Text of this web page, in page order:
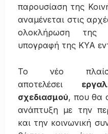
παρουσίαση της
αναμένεται στις
ολοκλήρωση της
υπογραφή της ΚΥΑ
Το νέο
αποτελέσει
σχεδιασμού, που θα
ανάπτυξη με την
και την κοινωνική